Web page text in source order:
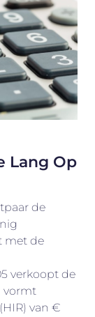
Lang Op
de
met de
verkoopt de
vormt
van €